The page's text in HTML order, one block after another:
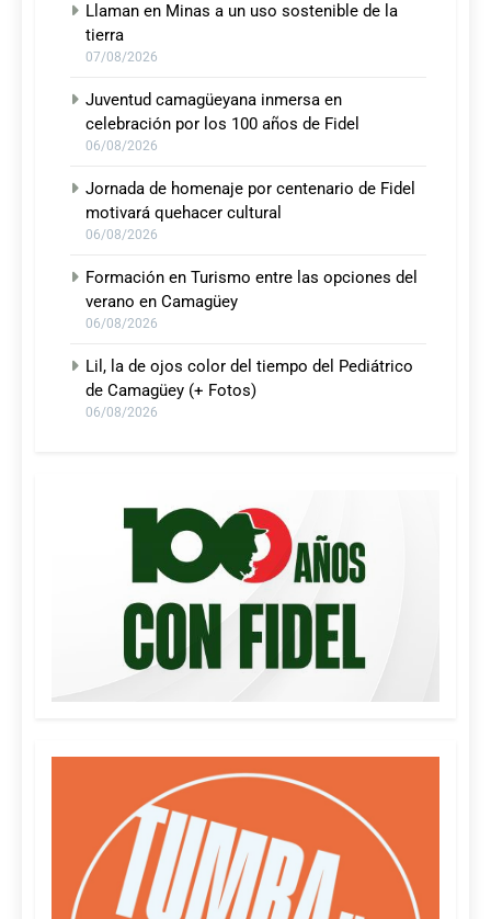
Llaman en Minas a un uso sostenible de la
tierra
07/08/2026
Juventud camagüeyana inmersa en
celebración por los 100 años de Fidel
06/08/2026
Jornada de homenaje por centenario de Fidel
motivará quehacer cultural
06/08/2026
Formación en Turismo entre las opciones del
verano en Camagüey
06/08/2026
Lil, la de ojos color del tiempo del Pediátrico
de Camagüey (+ Fotos)
06/08/2026